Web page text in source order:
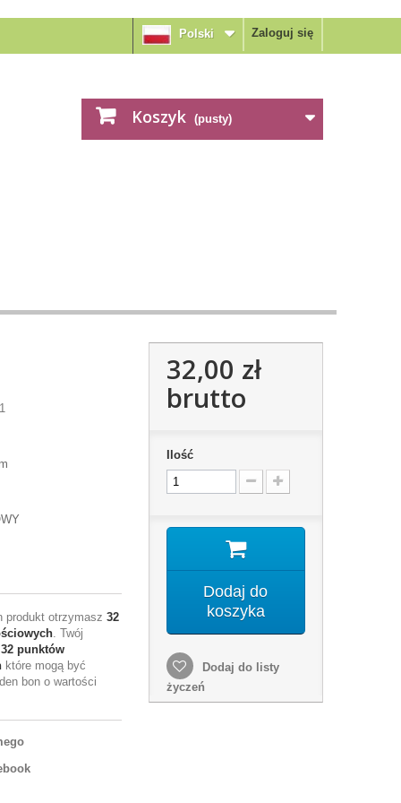
Zaloguj się
Polski
Koszyk (pusty)
produkt otrzymasz 32
. Twój
32 punktów
które mogą być
bon o wartości
32,00 zł
brutto
Ilość
Dodaj do
koszyka
Dodaj do listy
życzeń